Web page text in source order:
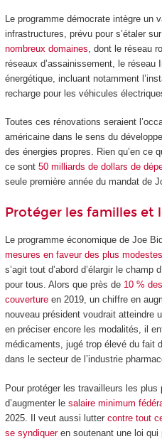
Le programme démocrate intègre un
infrastructures, prévu pour s’étaler
nombreux domaines , dont le réseau
réseaux d’assainissement, le réseau
énergétique, incluant notamment
recharge pour les véhicules
Toutes ces rénovations seraient
américaine dans le sens du
des énergies propres. Rien qu’en ce
ce sont 50 milliards de dollars de
seule première année du mandat de
Protéger les familles et
Le programme économique de Joe
mesures en faveur des plus
s’agit tout d’abord d’élargir le champ
pour tous. Alors que près de 10 %
couvertureen 2019, un chiffre en
nouveau président voudrait atteindre
en préciser encore les modalités, il
médicaments, jugé trop élevé du fait
dans le secteur de l’industrie
Pour protéger les travailleurs les
d’augmenter le salaire minimum
2025. Il veut aussi lutter contre tout
se syndiqueren soutenant une loi qui